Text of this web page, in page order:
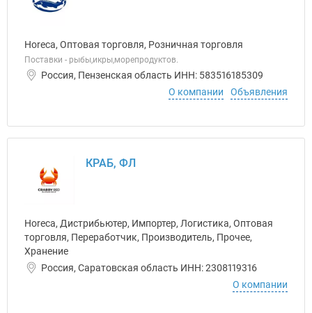
Horeca, Оптовая торговля, Розничная торговля
Поставки - рыбы,икры,морепродуктов.
Россия, Пензенская область ИНН: 583516185309
О компании
Объявления
КРАБ, ФЛ
Horeca, Дистрибьютер, Импортер, Логистика, Оптовая
торговля, Переработчик, Производитель, Прочее,
Хранение
Россия, Саратовская область ИНН: 2308119316
О компании